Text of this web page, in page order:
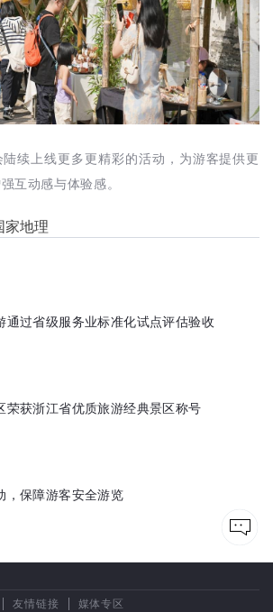
续上线更多更精彩的活动，为游客提供更
互动感与体验感。
家地理
通过省级服务业标准化试点评估验收
荣获浙江省优质旅游经典景区称号
，保障游客安全游览
友情链接 媒体专区